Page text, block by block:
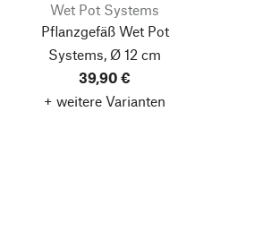
Wet Pot Systems
Pflanzgefäß Wet Pot
Systems, Ø 12 cm
39,90 €
+ weitere Varianten